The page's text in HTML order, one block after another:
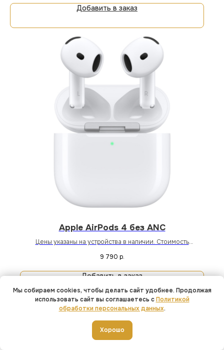
Мы собираем cookies, чтобы делать сайт удобнее. Продолжая
использовать сайт вы соглашаетесь сПолитикой
обработки персональных данных.
Хорошо
Добавить в корзину
Добавить в заказ
Apple AirPods 4 без ANC
Цены указаны на устройства в наличии. Стоимость
онлайн.
9 790 р.
Добавить в заказ